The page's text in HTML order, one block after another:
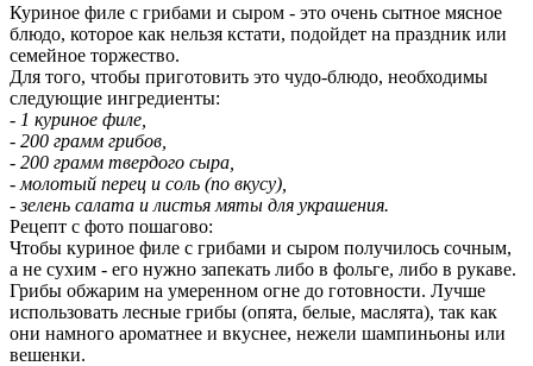
Куриное филе с грибами и сыром - это очень сытное мясное
блюдо, которое как нельзя кстати, подойдет на праздник или
семейное торжество.
Для того, чтобы приготовить это чудо-блюдо, необходимы
следующие ингредиенты:
- 1 куриное филе,
- 200 грамм грибов,
- 200 грамм твердого сыра,
- молотый перец и соль (по вкусу),
- зелень салата и листья мяты для украшения.
Рецепт с фото пошагово:
Чтобы куриное филе с грибами и сыром получилось сочным,
а не сухим - его нужно запекать либо в фольге, либо в рукаве.
Грибы обжарим на умеренном огне до готовности. Лучше
использовать лесные грибы (опята, белые, маслята), так как
они намного ароматнее и вкуснее, нежели шампиньоны или
вешенки.